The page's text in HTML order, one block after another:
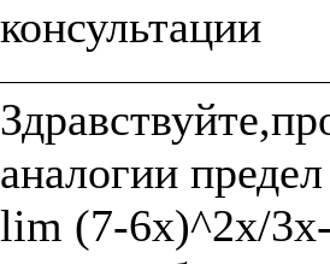
аналогии
lim (7-6x)^2x/